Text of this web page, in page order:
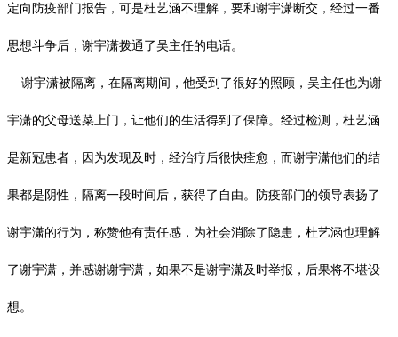
定向防疫部门报告，可是杜艺涵不理解，要和谢宇潇断交，经过一番
思想斗争后，谢宇潇拨通了吴主任的电话。
谢宇潇被隔离，在隔离期间，他受到了很好的照顾，吴主任也为谢
宇潇的父母送菜上门，让他们的生活得到了保障。经过检测，杜艺涵
是新冠患者，因为发现及时，经治疗后很快痊愈，而谢宇潇他们的结
果都是阴性，隔离一段时间后，获得了自由。防疫部门的领导表扬了
谢宇潇的行为，称赞他有责任感，为社会消除了隐患，杜艺涵也理解
了谢宇潇，并感谢谢宇潇，如果不是谢宇潇及时举报，后果将不堪设
想。